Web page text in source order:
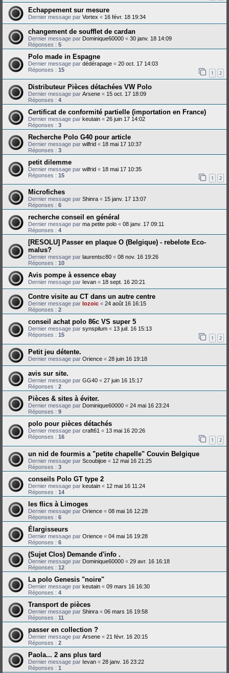
Echappement sur mesure
Dernier message par Vortex « 16 févr. 18 19:34
changement de soufflet de cardan
Dernier message par Dominique60000 « 30 janv. 18 14:09
Réponses : 5
Polo made in Espagne
Dernier message par dédérapage « 20 oct. 17 14:03
Réponses : 15 1 2
Distributeur Pièces détachées VW Polo
Dernier message par Arsene « 15 oct. 17 18:09
Réponses : 4
Certificat de conformité partielle (importation en France)
Dernier message par keutain « 26 juin 17 14:02
Réponses : 3
Recherche Polo G40 pour article
Dernier message par wilfrid « 18 mai 17 10:37
Réponses : 3
petit dilemme
Dernier message par wilfrid « 18 mai 17 10:35
Réponses : 15 1 2
Microfiches
Dernier message par Shinra « 15 janv. 17 13:07
Réponses : 6
recherche conseil en général
Dernier message par ma petite polo « 08 janv. 17 09:11
Réponses : 4
[RESOLU] Passer en plaque O (Belgique) - rebelote Eco-
malus?
Dernier message par laurentsc80 « 08 nov. 16 19:26
Réponses : 10
Avis pompe à essence ebay
Dernier message par Ievan « 18 sept. 16 20:21
Contre visite au CT dans un autre centre
Dernier message par lozoic « 24 août 16 16:15
Réponses : 2
conseil achat polo 86c VS super 5
Dernier message par synspilum « 13 juil. 16 15:13
Réponses : 15 1 2
Petit jeu détente.
Dernier message par Orience « 28 juin 16 19:18
avis sur site.
Dernier message par GG40 « 27 juin 16 15:17
Réponses : 2
Pièces & sites à éviter.
Dernier message par Dominique60000 « 24 mai 16 23:24
Réponses : 9
polo pour pièces détachés
Dernier message par craft61 « 13 mai 16 20:26
Réponses : 16 1 2
un nid de fourmis a "petite chapelle" Couvin Belgique
Dernier message par Scoubijoe « 12 mai 16 21:25
Réponses : 3
conseils Polo GT type 2
Dernier message par keutain « 12 mai 16 11:24
Réponses : 14
les flics à Limoges
Dernier message par Orience « 08 mai 16 12:28
Réponses : 6
Élargisseurs
Dernier message par Orience « 04 mai 16 19:28
Réponses : 6
(Sujet Clos) Demande d'info .
Dernier message par Dominique60000 « 29 avr. 16 16:18
Réponses : 12
La polo Genesis "noire"
Dernier message par keutain « 09 mars 16 16:30
Réponses : 4
Transport de pièces
Dernier message par Shinra « 06 mars 16 19:58
Réponses : 11
passer en collection ?
Dernier message par Arsene « 21 févr. 16 20:15
Réponses : 2
Paola... 2 ans plus tard
Dernier message par Ievan « 28 janv. 16 23:22
Réponses : 1